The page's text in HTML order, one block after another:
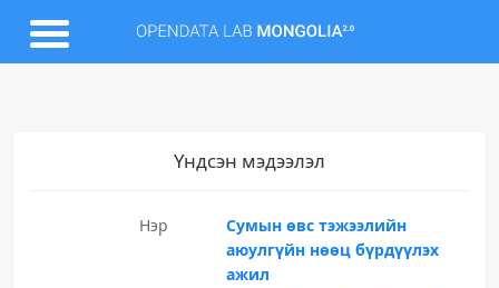
Үндсэн мэдээлэл
Нэр
Сумын өвс тэжээлийн
аюулгүйн нөөц бүрдүүлэх
ажил